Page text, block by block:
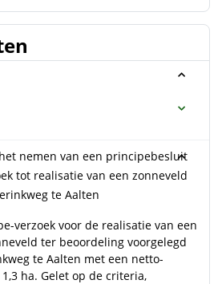
nemen van een principebesluit
tot realisatie van een zonneveld
te Aalten
verzoek voor de realisatie van een
ter beoordeling voorgelegd
te Aalten met een netto-
ha. Gelet op de criteria,